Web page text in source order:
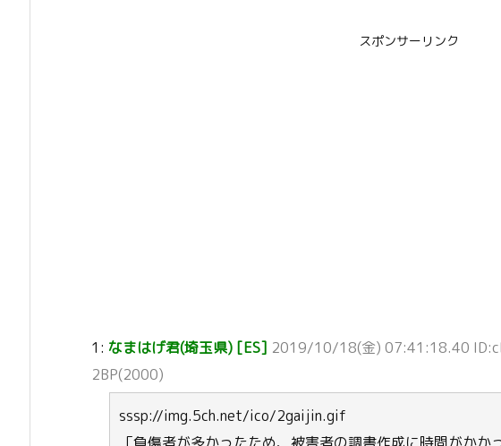
スポンサーリンク
1: なまはげ君(埼玉県) [ES] 2019/10/18(金) 07:41:18.40
2BP(2000)
sssp://img.5ch.net/ico/2gaijin.gif